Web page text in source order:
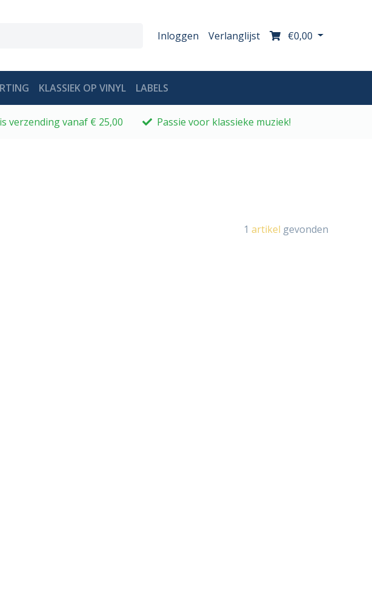
Inloggen Verlanglijst €0,00
KLASSIEK OP VINYL LABELS
verzending vanaf € 25,00 Passie voor klassieke muziek!
1 artikel gevonden